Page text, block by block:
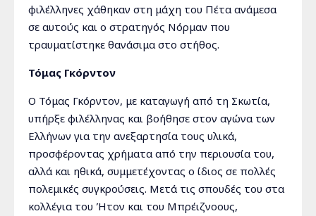
φιλέλληνες χάθηκαν στη μάχη του Πέτα ανάμεσα
σε αυτούς και ο στρατηγός Νόρμαν που
τραυματίστηκε θανάσιμα στο στήθος.
Τόμας Γκόρντον
Ο Τόμας Γκόρντον, με καταγωγή από τη Σκωτία,
υπήρξε φιλέλληνας και βοήθησε στον αγώνα των
Ελλήνων για την ανεξαρτησία τους υλικά,
προσφέροντας χρήματα από την περιουσία του,
αλλά και ηθικά, συμμετέχοντας ο ίδιος σε πολλές
πολεμικές συγκρούσεις. Μετά τις σπουδές του στα
κολλέγια του Ήτον και του Μπρέιζνοους,